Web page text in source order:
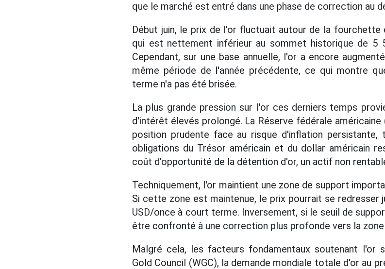
que le marché est entré dans une phase de correction au
Début juin, le prix de l'or fluctuait autour de la fourchette
qui est nettement inférieur au sommet historique de 5
Cependant, sur une base annuelle, l'or a encore
même période de l'année précédente, ce qui montre
terme n'a pas été brisée.
La plus grande pression sur l'or ces derniers temps
d'intérêt élevés prolongé. La Réserve fédérale
position prudente face au risque d'inflation persistante,
obligations du Trésor américain et du dollar américain
coût d'opportunité de la détention d'or, un actif non
Techniquement, l'or maintient une zone de support
Si cette zone est maintenue, le prix pourrait se redresser
USD/once à court terme. Inversement, si le seuil de
être confronté à une correction plus profonde vers la zone
Malgré cela, les facteurs fondamentaux soutenant l'or
Gold Council (WGC), la demande mondiale totale d'or au